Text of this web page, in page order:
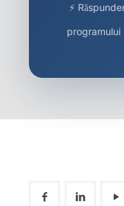
⚡